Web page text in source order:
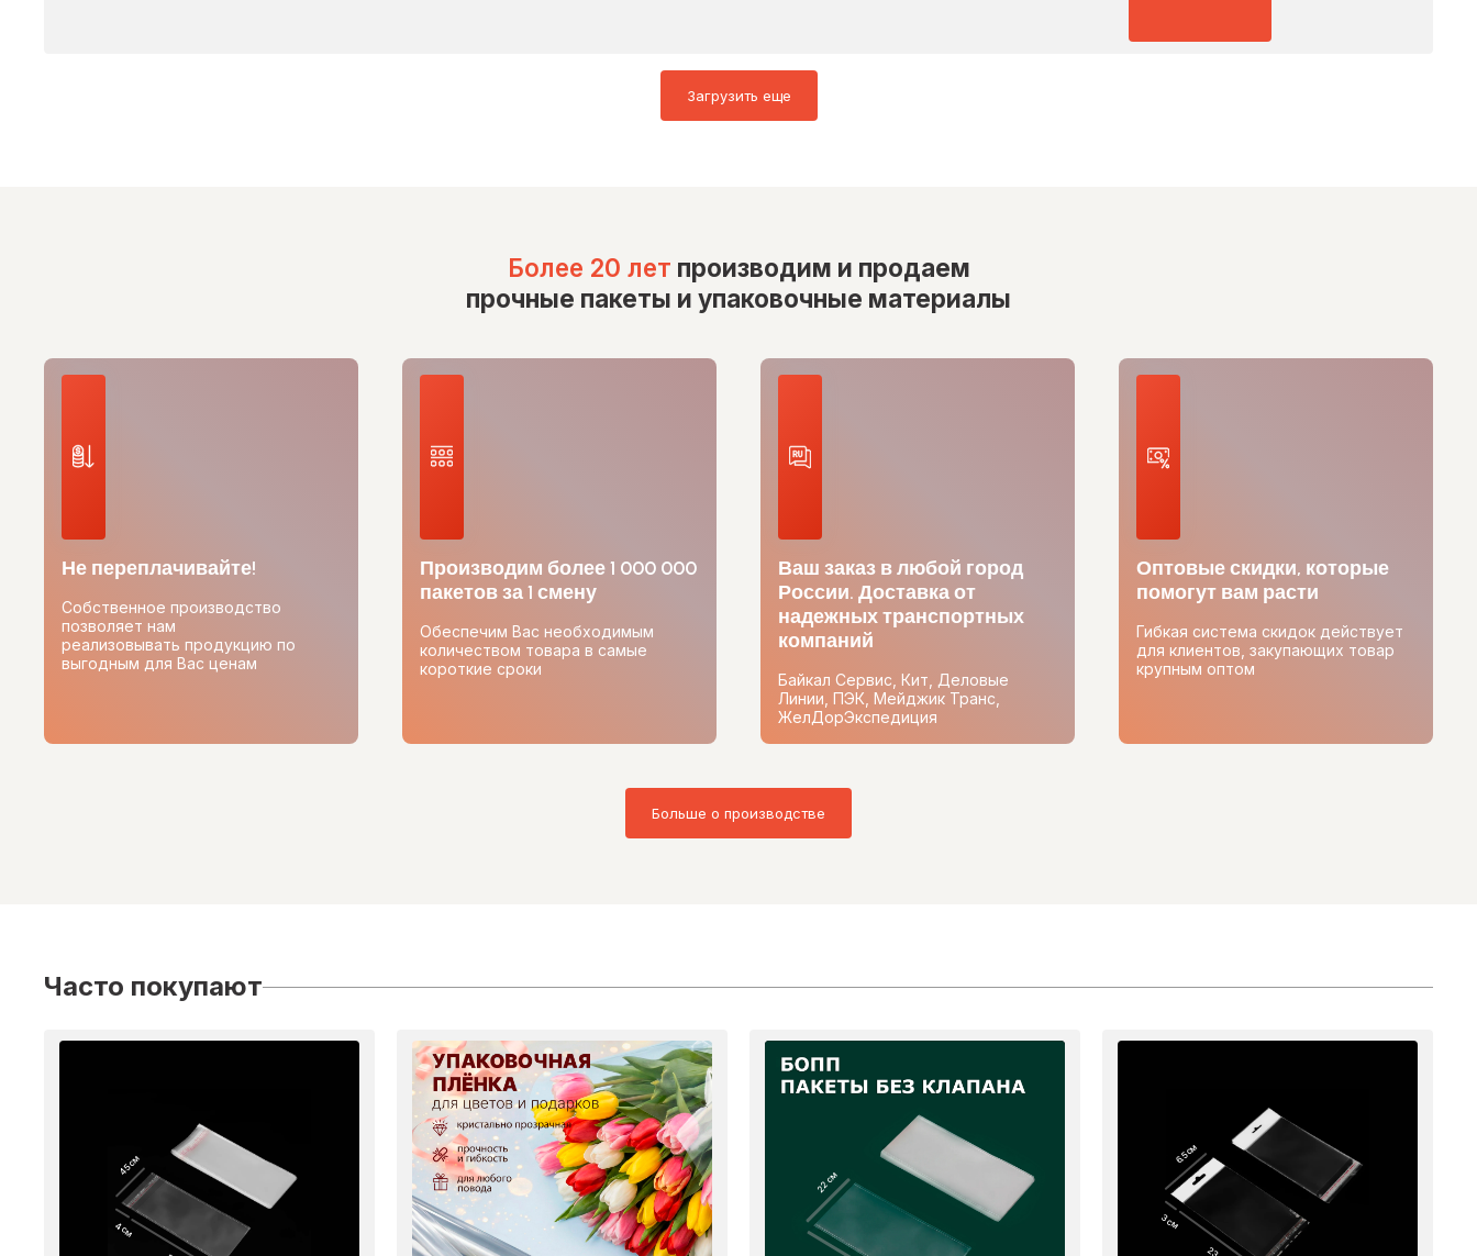
Загрузить еще
Более 20 лет производим и продаем
прочные пакеты и упаковочные материалы
Не переплачивайте!
Собственное производство
позволяет нам
реализовывать продукцию по
выгодным для Вас ценам
Производим более 1 000 000
пакетов за 1 смену
Обеспечим Вас необходимым
количеством товара в самые
короткие сроки
Ваш заказ в любой город
России. Доставка от
надежных транспортных
компаний
Байкал Сервис, Кит, Деловые
Линии, ПЭК, Мейджик Транс,
ЖелДорЭкспедиция
Оптовые скидки, которые
помогут вам расти
Гибкая система скидок действует
для клиентов, закупающих товар
крупным оптом
Больше о производстве
Часто покупают
45 см
4 см
22 см
6.5 см
3 см